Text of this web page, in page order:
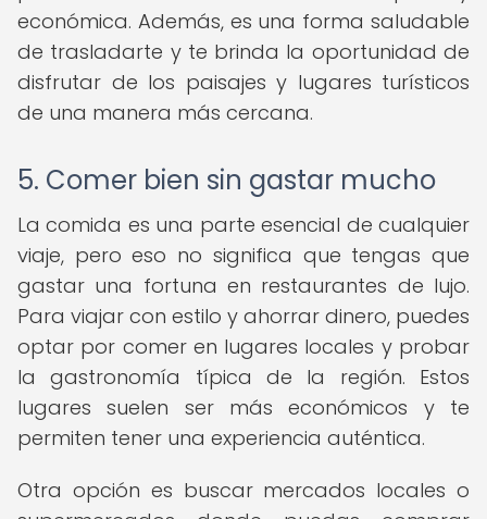
económica. Además, es una forma saludable
de trasladarte y te brinda la oportunidad de
disfrutar de los paisajes y lugares turísticos
de una manera más cercana.
5. Comer bien sin gastar mucho
La comida es una parte esencial de cualquier
viaje, pero eso no significa que tengas que
gastar una fortuna en restaurantes de lujo.
Para viajar con estilo y ahorrar dinero, puedes
optar por comer en lugares locales y probar
la gastronomía típica de la región. Estos
lugares suelen ser más económicos y te
permiten tener una experiencia auténtica.
Otra opción es buscar mercados locales o